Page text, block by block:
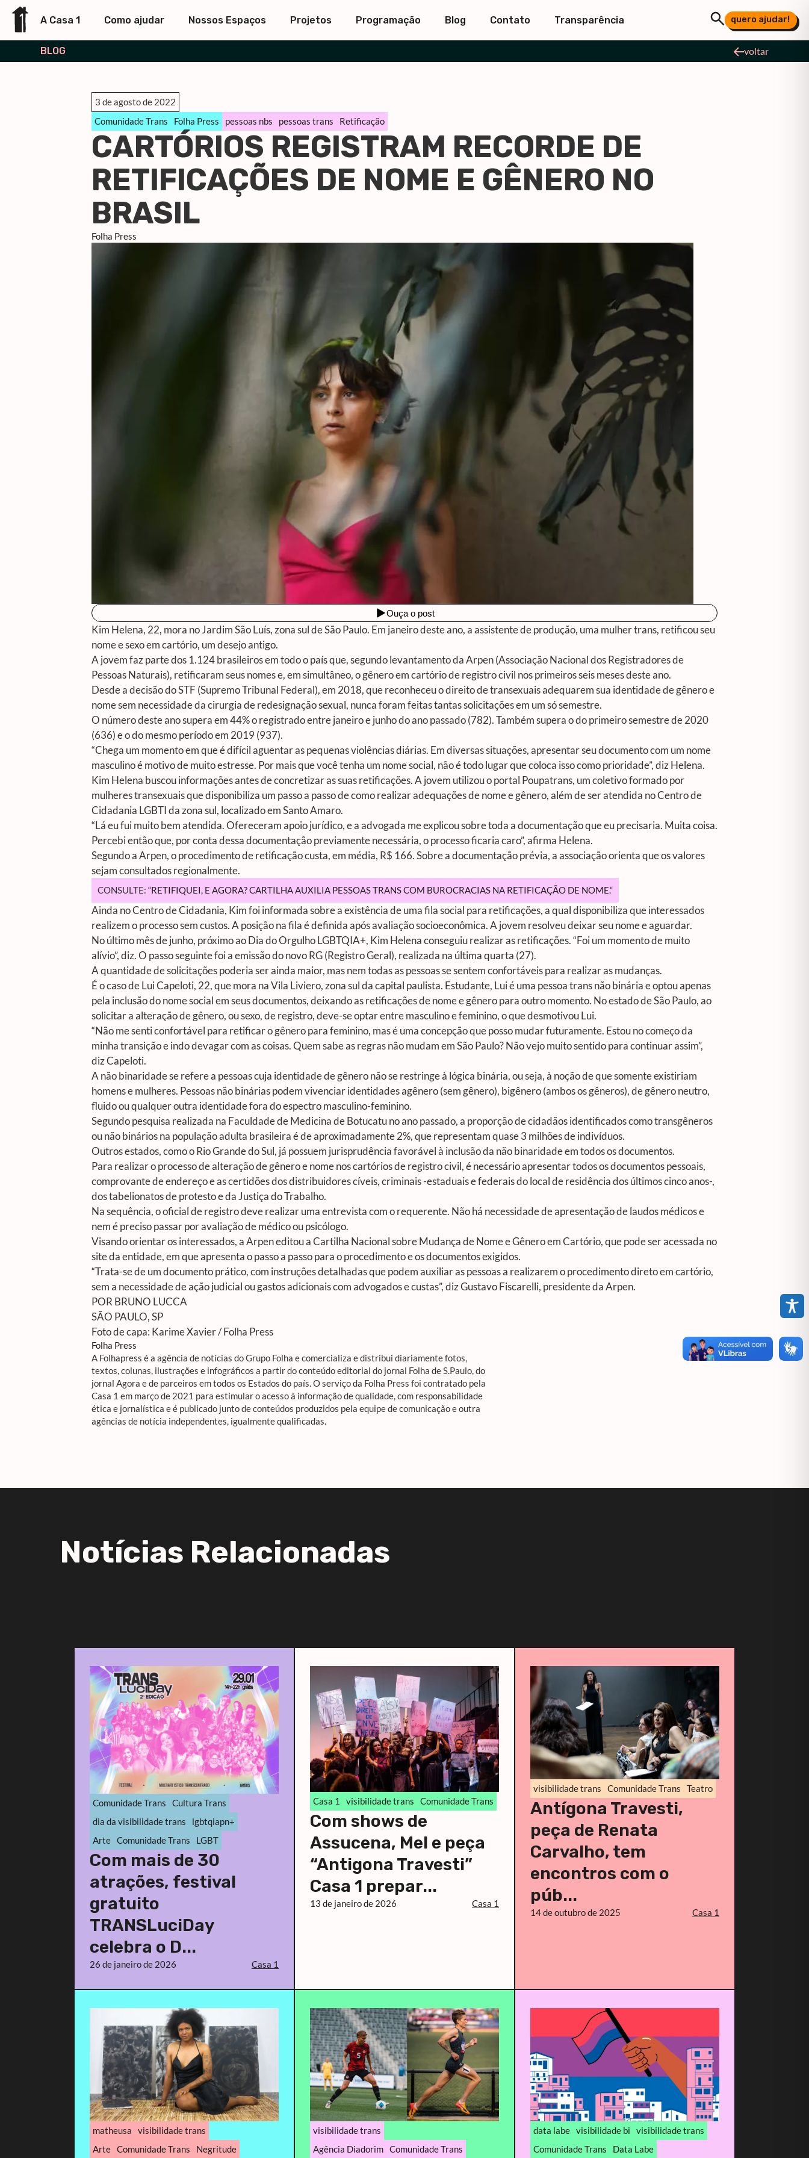
A Casa 1 Como ajudar Nossos Espaços Projetos Programação Blog Contato Transparência quero ajudar!
BLOG voltar
3 de agosto de 2022
Comunidade Trans
Folha Press pessoas nbs pessoas trans Retificação
CARTÓRIOS REGISTRAM RECORDE DE
RETIFICAÇÕES DE NOME E GÊNERO NO
BRASIL
Folha Press
Kim Helena, 22, mora no Jardim São Luís, zona sul de São Paulo. Em janeiro deste ano, a assistente de produção, uma mulher trans, retificou seu
nome e sexo em cartório, um desejo antigo.
A jovem faz parte dos 1.124 brasileiros em todo o país que, segundo levantamento da Arpen (Associação Nacional dos Registradores de
Pessoas Naturais), retificaram seus nomes e, em simultâneo, o gênero em cartório de registro civil nos primeiros seis meses deste ano.
Desde a decisão do STF (Supremo Tribunal Federal), em 2018, que reconheceu o direito de transexuais adequarem sua identidade de gênero e
nome sem necessidade da cirurgia de redesignação sexual, nunca foram feitas tantas solicitações em um só semestre.
O número deste ano supera em 44% o registrado entre janeiro e junho do ano passado (782). Também supera o do primeiro semestre de 2020
(636) e o do mesmo período em 2019 (937).
“Chega um momento em que é difícil aguentar as pequenas violências diárias. Em diversas situações, apresentar seu documento com um nome
masculino é motivo de muito estresse. Por mais que você tenha um nome social, não é todo lugar que coloca isso como prioridade”, diz Helena.
Kim Helena buscou informações antes de concretizar as suas retificações. A jovem utilizou o portal Poupatrans, um coletivo formado por
mulheres transexuais que disponibiliza um passo a passo de como realizar adequações de nome e gênero, além de ser atendida no Centro de
Cidadania LGBTI da zona sul, localizado em Santo Amaro.
“Lá eu fui muito bem atendida. Ofereceram apoio jurídico, e a advogada me explicou sobre toda a documentação que eu precisaria. Muita coisa.
Percebi então que, por conta dessa documentação previamente necessária, o processo ficaria caro”, afirma Helena.
Segundo a Arpen, o procedimento de retificação custa, em média, R$ 166. Sobre a documentação prévia, a associação orienta que os valores
sejam consultados regionalmente.
CONSULTE: “RETIFIQUEI, E AGORA? CARTILHA AUXILIA PESSOAS TRANS COM BUROCRACIAS NA RETIFICAÇÃO DE NOME.“
Ainda no Centro de Cidadania, Kim foi informada sobre a existência de uma fila social para retificações, a qual disponibiliza que interessados
realizem o processo sem custos. A posição na fila é definida após avaliação socioeconômica. A jovem resolveu deixar seu nome e aguardar.
No último mês de junho, próximo ao Dia do Orgulho LGBTQIA+, Kim Helena conseguiu realizar as retificações. “Foi um momento de muito
alívio”, diz. O passo seguinte foi a emissão do novo RG (Registro Geral), realizada na última quarta (27).
A quantidade de solicitações poderia ser ainda maior, mas nem todas as pessoas se sentem confortáveis para realizar as mudanças.
É o caso de Lui Capeloti, 22, que mora na Vila Liviero, zona sul da capital paulista. Estudante, Lui é uma pessoa trans não binária e optou apenas
pela inclusão do nome social em seus documentos, deixando as retificações de nome e gênero para outro momento. No estado de São Paulo, ao
solicitar a alteração de gênero, ou sexo, de registro, deve-se optar entre masculino e feminino, o que desmotivou Lui.
“Não me senti confortável para retificar o gênero para feminino, mas é uma concepção que posso mudar futuramente. Estou no começo da
minha transição e indo devagar com as coisas. Quem sabe as regras não mudam em São Paulo? Não vejo muito sentido para continuar assim”,
diz Capeloti.
A não binaridade se refere a pessoas cuja identidade de gênero não se restringe à lógica binária, ou seja, à noção de que somente existiriam
homens e mulheres. Pessoas não binárias podem vivenciar identidades agênero (sem gênero), bigênero (ambos os gêneros), de gênero neutro,
fluido ou qualquer outra identidade fora do espectro masculino-feminino.
Segundo pesquisa realizada na Faculdade de Medicina de Botucatu no ano passado, a proporção de cidadãos identificados como transgêneros
ou não binários na população adulta brasileira é de aproximadamente 2%, que representam quase 3 milhões de indivíduos.
Outros estados, como o Rio Grande do Sul, já possuem jurisprudência favorável à inclusão da não binaridade em todos os documentos.
Para realizar o processo de alteração de gênero e nome nos cartórios de registro civil, é necessário apresentar todos os documentos pessoais,
comprovante de endereço e as certidões dos distribuidores cíveis, criminais -estaduais e federais do local de residência dos últimos cinco anos-,
dos tabelionatos de protesto e da Justiça do Trabalho.
Na sequência, o oficial de registro deve realizar uma entrevista com o requerente. Não há necessidade de apresentação de laudos médicos e
nem é preciso passar por avaliação de médico ou psicólogo.
Visando orientar os interessados, a Arpen editou a Cartilha Nacional sobre Mudança de Nome e Gênero em Cartório, que pode ser acessada no
site da entidade, em que apresenta o passo a passo para o procedimento e os documentos exigidos.
“Trata-se de um documento prático, com instruções detalhadas que podem auxiliar as pessoas a realizarem o procedimento direto em cartório,
sem a necessidade de ação judicial ou gastos adicionais com advogados e custas”, diz Gustavo Fiscarelli, presidente da Arpen.
POR BRUNO LUCCA
SÃO PAULO, SP
Foto de capa: Karime Xavier / Folha Press
Folha Press
A Folhapress é a agência de notícias do Grupo Folha e comercializa e distribui diariamente fotos,
textos, colunas, ilustrações e infográficos a partir do conteúdo editorial do jornal Folha de S.Paulo, do
jornal Agora e de parceiros em todos os Estados do país. O serviço da Folha Press foi contratado pela
Casa 1 em março de 2021 para estimular o acesso à informação de qualidade, com responsabilidade
ética e jornalística e é publicado junto de conteúdos produzidos pela equipe de comunicação e outra
agências de notícia independentes, igualmente qualificadas.
Notícias Relacionadas
Comunidade Trans
Cultura Trans
dia da visibilidade trans
lgbtqiapn+
Arte Comunidade Trans LGBT
Com mais de 30
atrações, festival
gratuito
TRANSLuciDay
celebra o D...
26 de janeiro de 2026 Casa 1
Casa 1 visibilidade trans Comunidade Trans
Com shows de
Assucena, Mel e peça
“Antigona Travesti”
Casa 1 prepar...
13 de janeiro de 2026 Casa 1
visibilidade trans Comunidade Trans Teatro
Antígona Travesti,
peça de Renata
Carvalho, tem
encontros com o
púb...
14 de outubro de 2025 Casa 1
matheusa
visibilidade trans
Arte Comunidade Trans Negritude
visibilidade trans
Agência Diadorim Comunidade Trans
data labe visibilidade bi
visibilidade trans
Comunidade Trans
Data Labe